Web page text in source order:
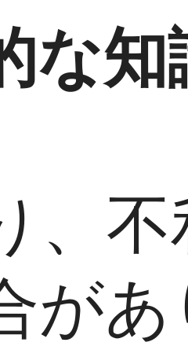
な知
、
があ